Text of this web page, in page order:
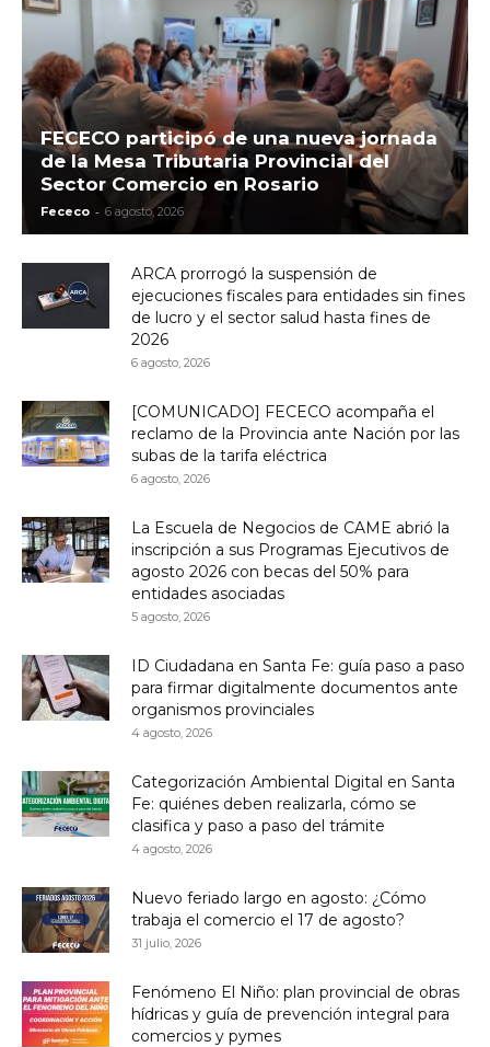
FECECO participó de una nueva jornada
de la Mesa Tributaria Provincial del
Sector Comercio en Rosario
Fececo - 6 agosto, 2026
ARCA prorrogó la suspensión de
ejecuciones fiscales para entidades sin fines
de lucro y el sector salud hasta fines de
2026
6 agosto, 2026
[COMUNICADO] FECECO acompaña el
reclamo de la Provincia ante Nación por las
subas de la tarifa eléctrica
6 agosto, 2026
La Escuela de Negocios de CAME abrió la
inscripción a sus Programas Ejecutivos de
agosto 2026 con becas del 50% para
entidades asociadas
5 agosto, 2026
ID Ciudadana en Santa Fe: guía paso a paso
para firmar digitalmente documentos ante
organismos provinciales
4 agosto, 2026
Categorización Ambiental Digital en Santa
Fe: quiénes deben realizarla, cómo se
clasifica y paso a paso del trámite
4 agosto, 2026
Nuevo feriado largo en agosto: ¿Cómo
trabaja el comercio el 17 de agosto?
31 julio, 2026
Fenómeno El Niño: plan provincial de obras
hídricas y guía de prevención integral para
comercios y pymes